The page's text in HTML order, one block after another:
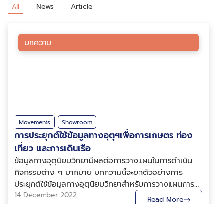
All News Article
บทความ
Movements Showroom
การประยุกต์ใช้ข้อมูลทางอุตุฯเพื่อการเกษตร ท่อง
เที่ยว และการเดินเรือ
ข้อมูลทางอุตุนิยมวิทยามีผลต่อการวางแผนในการดำเนิน
กิจกรรมต่าง ๆ มากมาย บทความนี้จะยกตัวอย่างการ
ประยุกต์ใช้ข้อมูลทางอุตุนิยมวิทยาสำหรับการวางแผนการ
เพาะปลูกข้าวนาน้ำฝน การวางแผนสำหรับการท่องเที่ยว
14 December 2022 Read More